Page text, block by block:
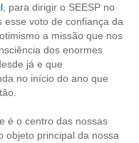
DE SÓCIO
, para dirigir o SEESP no
voto de confiança da
a missão que nos
dos enormes
já e que
no início do ano que
é o centro das nossas
objeto principal da nossa